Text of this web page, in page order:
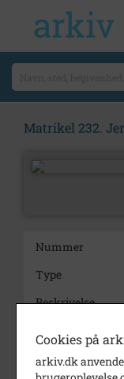
Matrikel 232.
Nummer
Type
Beskrivelse
Cookies på
arkiv.dk